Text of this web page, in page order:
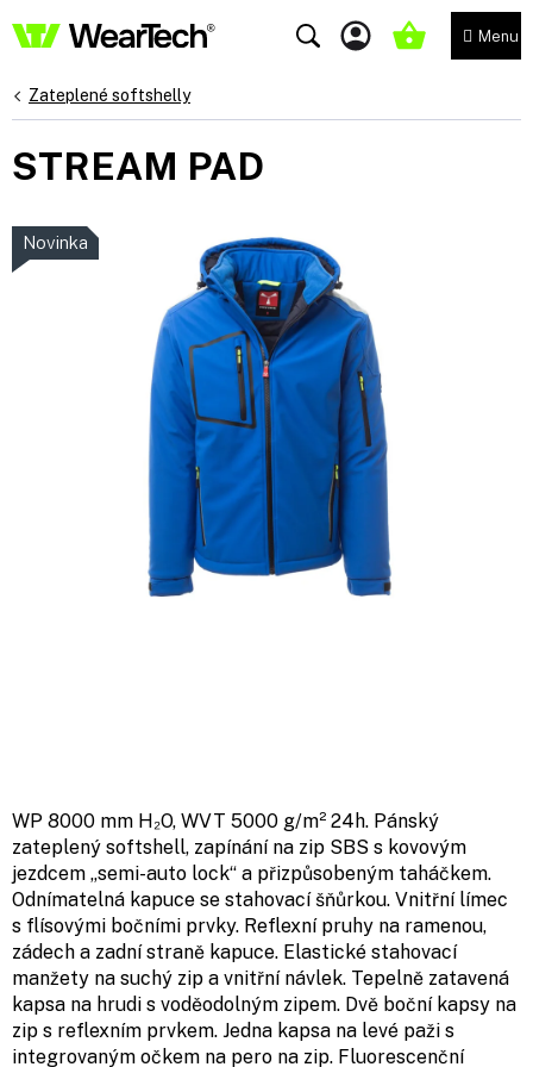
na
NÁKUPNÍ
Zateplené softshelly
STREAM PAD
Novinka
WP 8000 mm H₂O, WVT 5000 g/m² 24h. Pánský
zateplený softshell, zapínání na zip SBS s kovovým
jezdcem „semi-auto lock“ a přizpůsobeným taháčkem.
Odnímatelná kapuce se stahovací šňůrkou. Vnitřní límec
s flísovými bočními prvky. Reflexní pruhy na ramenou,
zádech a zadní straně kapuce. Elastické stahovací
manžety na suchý zip a vnitřní návlek. Tepelně zatavená
kapsa na hrudi s voděodolným zipem. Dvě boční kapsy na
zip s reflexním prvkem. Jedna kapsa na levé paži s
integrovaným očkem na pero na zip. Fluorescenční